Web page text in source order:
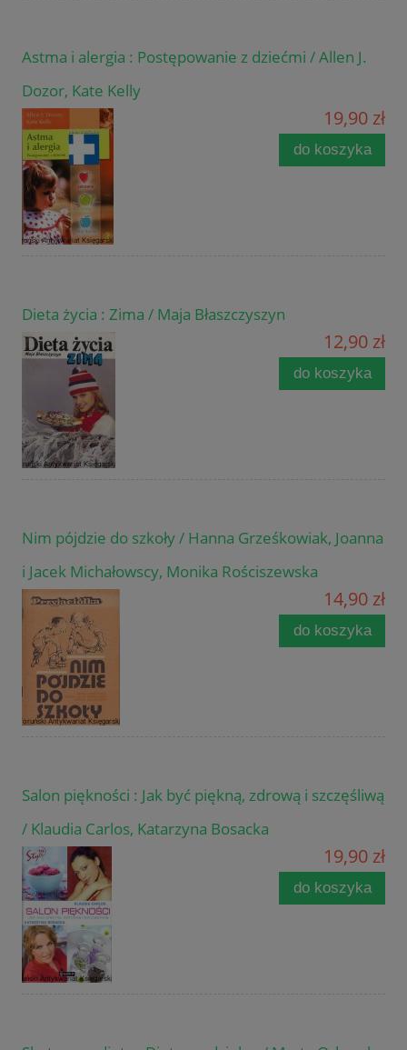
Astma i alergia : Postępowanie z dziećmi / Allen J.
Dozor, Kate Kelly
19,90 zł
do koszyka
Dieta życia : Zima / Maja Błaszczyszyn
12,90 zł
do koszyka
Nim pójdzie do szkoły / Hanna Grześkowiak, Joanna
i Jacek Michałowscy, Monika Rościszewska
14,90 zł
do koszyka
Salon piękności : Jak być piękną, zdrową i szczęśliwą
/ Klaudia Carlos, Katarzyna Bosacka
19,90 zł
do koszyka